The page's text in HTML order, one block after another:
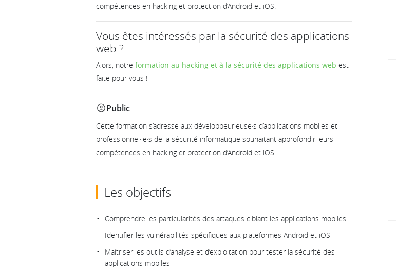
compétences en hacking et protection d’Android et iOS.
Vous êtes intéressés par la sécurité des applications
web ?
Alors, notre formation au hacking et à la sécurité des applications web est
faite pour vous !
Public
Cette formation s’adresse aux développeur·euse·s d’applications mobiles et
professionnel·le·s de la sécurité informatique souhaitant approfondir leurs
compétences en hacking et protection d’Android et iOS.
Les objectifs
Comprendre les particularités des attaques ciblant les applications mobiles
Identifier les vulnérabilités spécifiques aux plateformes Android et iOS
Maîtriser les outils d’analyse et d’exploitation pour tester la sécurité des
applications mobiles